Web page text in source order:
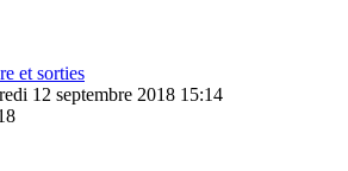
et sorties
12 septembre 2018 15:14